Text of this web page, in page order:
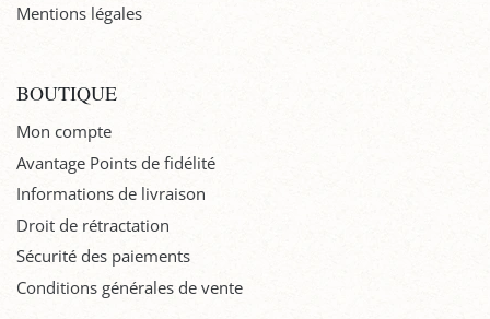
Mentions légales
BOUTIQUE
Mon compte
Avantage Points de fidélité
Informations de livraison
Droit de rétractation
Sécurité des paiements
Conditions générales de vente